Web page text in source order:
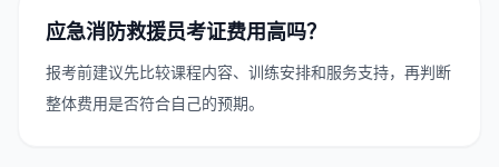
应急消防救援员考证费用高吗？
报考前建议先比较课程内容、训练安排和服务支持，再判断
整体费用是否符合自己的预期。